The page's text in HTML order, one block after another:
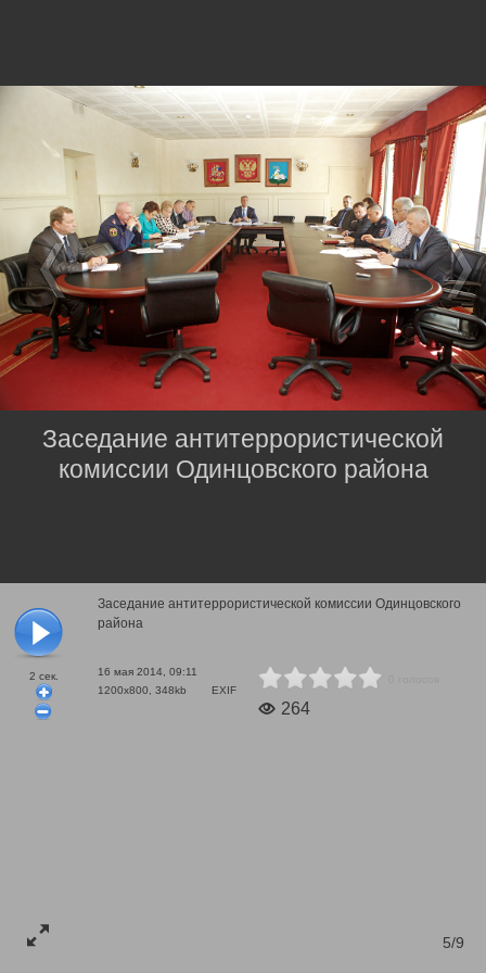
2 сек.
Заседание антитеррористической комиссии Одинцовского
района
16 мая 2014, 09:11
1200x800, 348kb
EXIF
264
5/9
Заседание антитеррористической
комиссии Одинцовского района